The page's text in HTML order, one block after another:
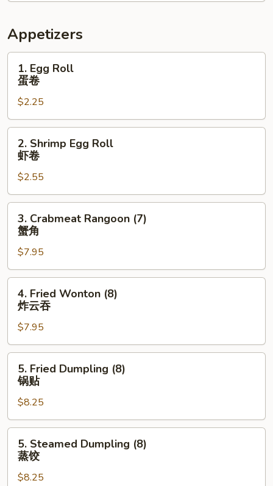
Appetizers
Egg
Roll
卷
1. Egg Roll
蛋卷
$2.25
Shrimp
Egg
Roll
虾
卷
2. Shrimp Egg Roll
虾卷
$2.55
Crabmeat
Rangoon
(7)
蟹
角
3. Crabmeat Rangoon (7)
蟹角
$7.95
Fried
Wonton
(8)
炸
云
4. Fried Wonton (8)
炸云吞
$7.95
Fried
Dumpling
(8)
锅
贴
5. Fried Dumpling (8)
锅贴
$8.25
Steamed
Dumpling
(8)
5. Steamed Dumpling (8)
蒸饺
$8.25